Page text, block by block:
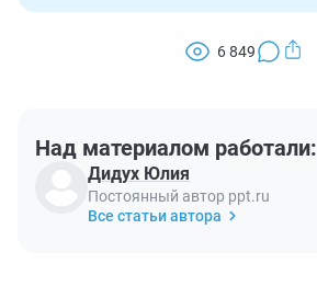
6 849
Над материалом работали:
Дидух Юлия
Постоянный автор ppt.ru
Все статьи автора